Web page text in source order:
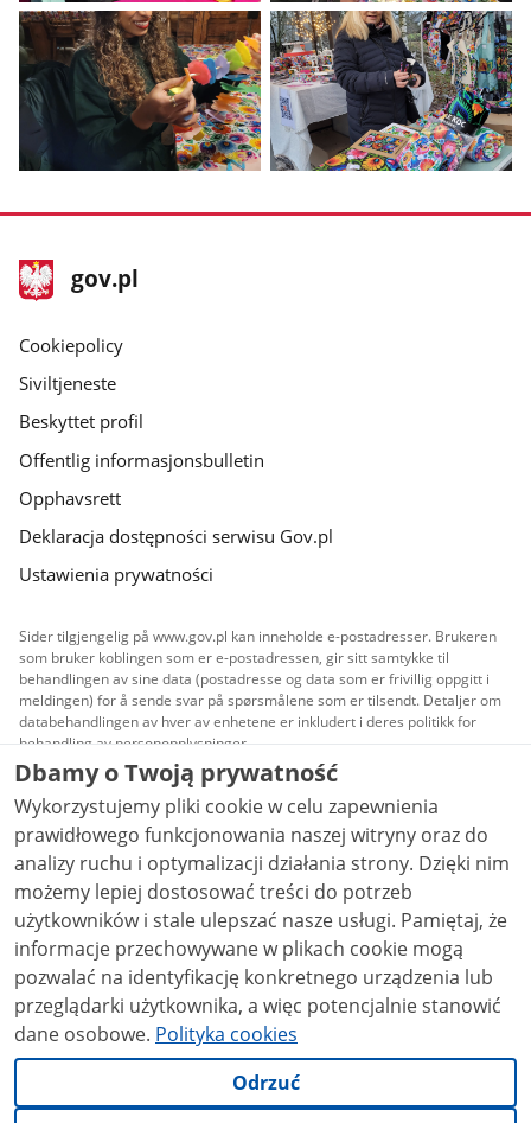
Vis
bilde
1
i
galleriet
Vis
bilde
2
i
galleriet
bilde
i
galleriet
bilde
stopka
gov.pl
Hovedside
gov.pl
Cookiepolicy
Siviltjeneste
Beskyttet profil
Offentlig informasjonsbulletin
Opphavsrett
Deklaracja dostępności serwisu Gov.pl
Ustawienia prywatności
Sider tilgjengelig på www.gov.pl kan inneholde e-postadresser. Brukeren
som bruker koblingen som er e-postadressen, gir sitt samtykke til
behandlingen av sine data (postadresse og data som er frivillig oppgitt i
meldingen) for å sende svar på spørsmålene som er tilsendt. Detaljer om
databehandlingen av hver av enhetene er inkludert i deres politikk for
behandling av personopplysninger.
Alt innhold publisert på nettsiden tilgjengeliggjøres
under lisensenCreative Commons Attribusjon 3.0 PL
med mindre annet er oppgitt.
Dbamy o Twoją prywatność
Wykorzystujemy pliki cookie w celu zapewnienia
prawidłowego funkcjonowania naszej witryny oraz do
analizy ruchu i optymalizacji działania strony. Dzięki nim
możemy lepiej dostosować treści do potrzeb
użytkowników i stale ulepszać nasze usługi. Pamiętaj, że
informacje przechowywane w plikach cookie mogą
pozwalać na identyfikację konkretnego urządzenia lub
przeglądarki użytkownika, a więc potencjalnie stanowić
dane osobowe. Polityka cookies
Odrzuć